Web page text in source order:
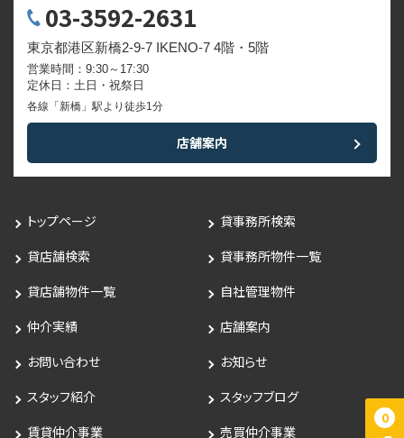
03-3592-2631
東京都港区新橋2-9-7 IKENO-7 4階・5階
営業時間：9:30～17:30
定休日：土日・祝祭日
各線「新橋」駅より徒歩1分
店舗案内
トップページ
貸事務所検索
貸店舗検索
貸事務所物件一覧
貸店舗物件一覧
自社管理物件
仲介実績
店舗案内
お問い合わせ
お知らせ
スタッフ紹介
スタッフブログ
賃貸仲介事業
売買仲介事業
0